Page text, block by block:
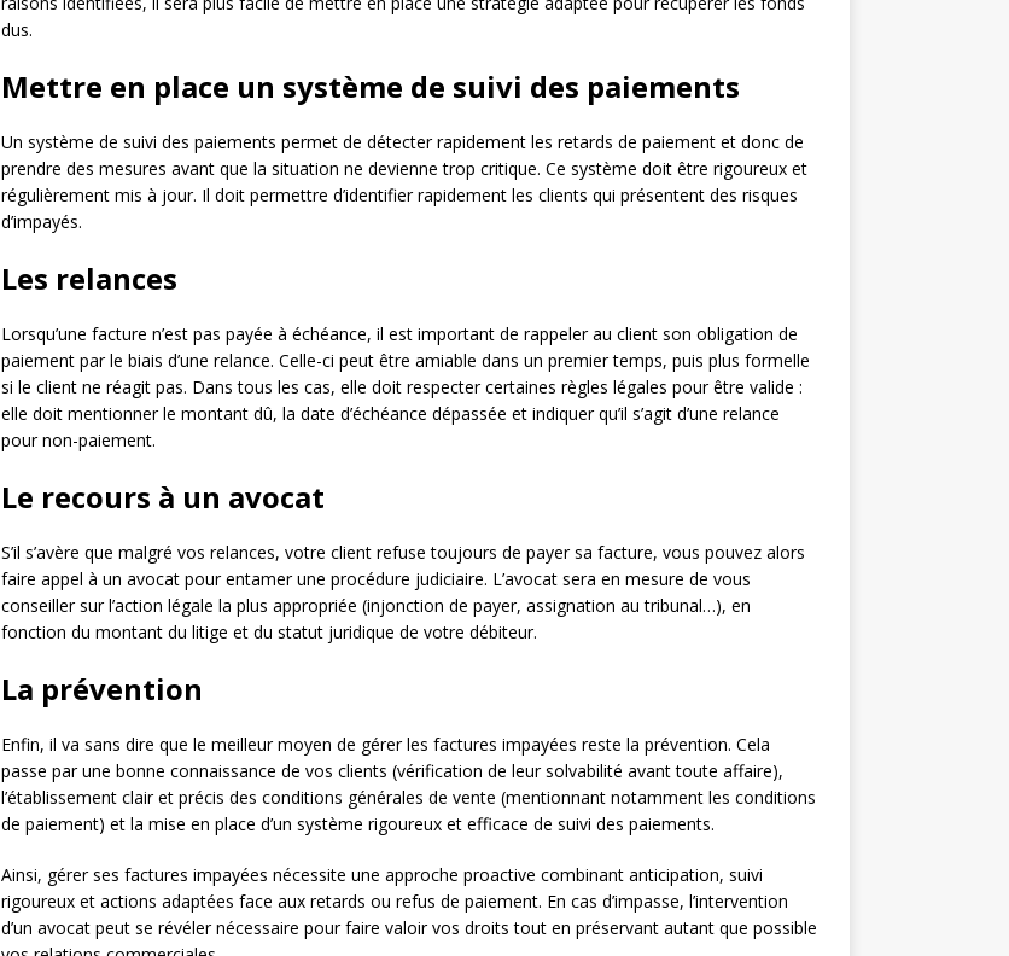
dus.
Mettre en place un système de suivi des paiements
Un système de suivi des paiements permet de détecter rapidement les retards de paiement et donc de
prendre des mesures avant que la situation ne devienne trop critique. Ce système doit être rigoureux et
régulièrement mis à jour. Il doit permettre d’identifier rapidement les clients qui présentent des risques
d’impayés.
Les relances
Lorsqu’une facture n’est pas payée à échéance, il est important de rappeler au client son obligation de
paiement par le biais d’une relance. Celle-ci peut être amiable dans un premier temps, puis plus formelle
si le client ne réagit pas. Dans tous les cas, elle doit respecter certaines règles légales pour être valide :
elle doit mentionner le montant dû, la date d’échéance dépassée et indiquer qu’il s’agit d’une relance
pour non-paiement.
Le recours à un avocat
S’il s’avère que malgré vos relances, votre client refuse toujours de payer sa facture, vous pouvez alors
faire appel à un avocat pour entamer une procédure judiciaire. L’avocat sera en mesure de vous
conseiller sur l’action légale la plus appropriée (injonction de payer, assignation au tribunal…), en
fonction du montant du litige et du statut juridique de votre débiteur.
La prévention
Enfin, il va sans dire que le meilleur moyen de gérer les factures impayées reste la prévention. Cela
passe par une bonne connaissance de vos clients (vérification de leur solvabilité avant toute affaire),
l’établissement clair et précis des conditions générales de vente (mentionnant notamment les conditions
de paiement) et la mise en place d’un système rigoureux et efficace de suivi des paiements.
Ainsi, gérer ses factures impayées nécessite une approche proactive combinant anticipation, suivi
rigoureux et actions adaptées face aux retards ou refus de paiement. En cas d’impasse, l’intervention
d’un avocat peut se révéler nécessaire pour faire valoir vos droits tout en préservant autant que possible